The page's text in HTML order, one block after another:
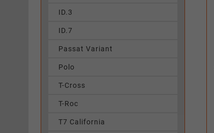
ID.3
ID.7
Passat Variant
Polo
T-Cross
T-Roc
T7 California